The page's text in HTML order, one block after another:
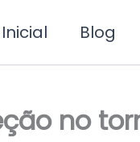
Blog
no